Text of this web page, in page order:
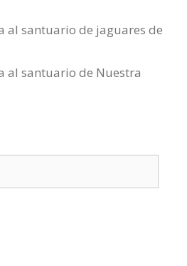
al santuario de jaguares de
al santuario de Nuestra